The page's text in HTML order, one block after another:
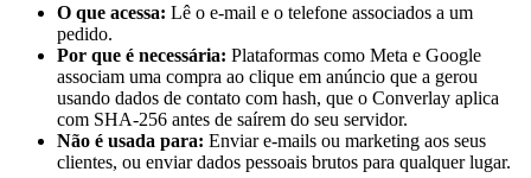
O que acessa: Lê o e-mail e o telefone associados a um
pedido.
Por que é necessária: Plataformas como Meta e Google
associam uma compra ao clique em anúncio que a gerou
usando dados de contato com hash, que o Converlay aplica
com SHA-256 antes de saírem do seu servidor.
Não é usada para: Enviar e-mails ou marketing aos seus
clientes, ou enviar dados pessoais brutos para qualquer lugar.